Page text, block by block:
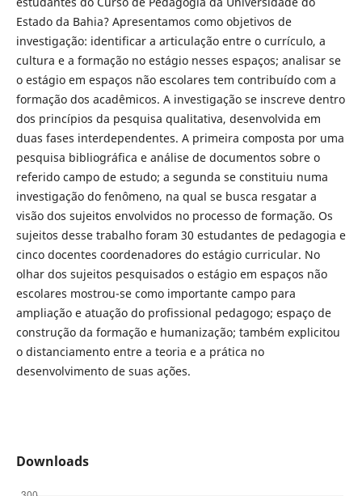
Estado da Bahia? Apresentamos como objetivos de
investigação: identificar a articulação entre o currículo, a
cultura e a formação no estágio nesses espaços; analisar se
o estágio em espaços não escolares tem contribuído com a
formação dos acadêmicos. A investigação se inscreve dentro
dos princípios da pesquisa qualitativa, desenvolvida em
duas fases interdependentes. A primeira composta por uma
pesquisa bibliográfica e análise de documentos sobre o
referido campo de estudo; a segunda se constituiu numa
investigação do fenômeno, na qual se busca resgatar a
visão dos sujeitos envolvidos no processo de formação. Os
sujeitos desse trabalho foram 30 estudantes de pedagogia e
cinco docentes coordenadores do estágio curricular. No
olhar dos sujeitos pesquisados o estágio em espaços não
escolares mostrou-se como importante campo para
ampliação e atuação do profissional pedagogo; espaço de
construção da formação e humanização; também explicitou
o distanciamento entre a teoria e a prática no
desenvolvimento de suas ações.
Downloads